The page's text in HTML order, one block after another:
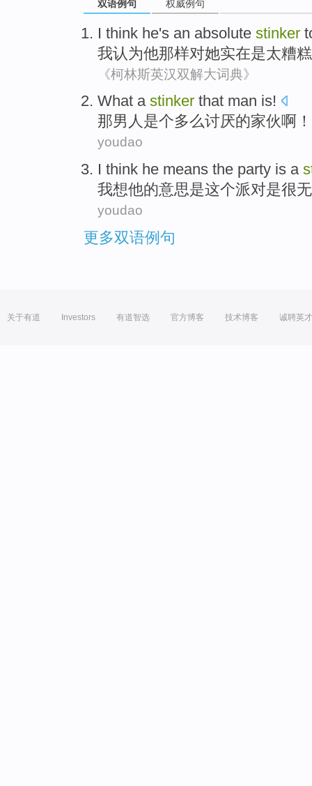
双语例句 权威例句
I think he's an absolute stinker
我认为他那样对她实在是太糟
《柯林斯英汉双解大词典》
What a stinker that man is!
那男人是个多么讨厌的家伙啊！
youdao
I think he means the party is a
我想他的意思是这个派对是很
youdao
更多双语例句
关于有道 Investors 有道智选 官方博客 技术博客 诚聘英才